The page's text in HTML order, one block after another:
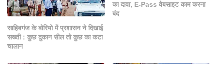
साहिबगंज के बोरियो में प्रशासन ने दिखाई
सख्ती : कुछ दुकान सील तो कुछ का कटा
चालान
का दावा, E-Pass वेबसाइट काम करना
बंद